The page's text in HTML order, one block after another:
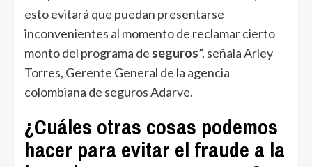
esto evitará que puedan presentarse
inconvenientes al momento de reclamar cierto
monto del programa de seguros”, señala Arley
Torres, Gerente General de la agencia
colombiana de seguros Adarve.
¿Cuáles otras cosas podemos
hacer para evitar el fraude a la